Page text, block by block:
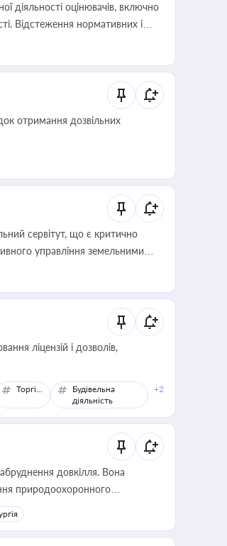
діяльності оцінювачів, включно
Відстеження нормативних і
час оподаткування,
діяльності
отримання дозвільних
сервітут, що є критично
управління земельними
ліцензій і дозволів,
Торгівля
Будівельна
діяльність
+2
довкілля. Вона
природоохоронного